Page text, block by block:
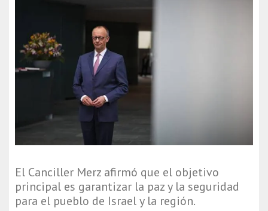
El Canciller Merz afirmó que el objetivo
principal es garantizar la paz y la seguridad
para el pueblo de Israel y la región.